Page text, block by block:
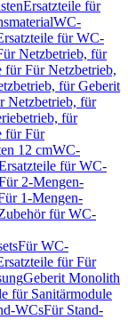
Ersatzteile für
WC-
für WC-
Netzbetrieb, für
für Für Netzbetrieb,
für Geberit
Netzbetrieb, für
für
für Für
12 cmWC-
für WC-
2-Mengen-
1-Mengen-
für WC-
Für WC-
für Für
Geberit Monolith
für Sanitärmodule
WCsFür Stand-